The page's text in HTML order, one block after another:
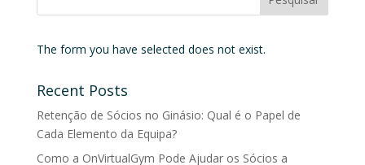
The form you have selected does not exist.
Recent Posts
Retenção de Sócios no Ginásio: Qual é o Papel de
Cada Elemento da Equipa?
Como a OnVirtualGym Pode Ajudar os Sócios a